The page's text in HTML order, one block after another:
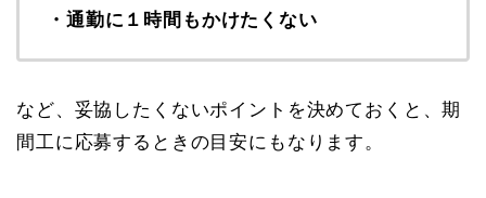
・通勤に１時間もかけたくない
など、妥協したくないポイントを決めておくと、期
間工に応募するときの目安にもなります。